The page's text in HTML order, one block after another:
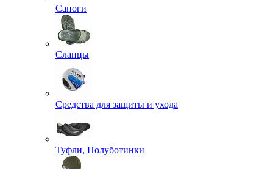
Сапоги
Сланцы
Средства для защиты и ухода
Туфли, Полуботинки